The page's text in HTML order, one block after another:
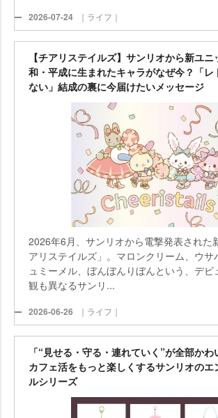
2026-07-24 ｜ライフ｜
【チアリステイルズ】サンリオから新ユ
和・平成に生まれたキャラがなぜ今？「レ
ない」結成の裏に今届けたいメッセージ
2026年6月、サンリオから電撃発表された
アリステイルズ」。マロンクリーム、ウサ
ュミーメル、ぼんぼんりぼんという、デビ
観も異なるサンリ...
2026-06-26 ｜ライフ｜
「“見せる・守る・連れていく”が全部かわ
カフェ活をもっと楽しくするサンリオのエ
ルシリーズ